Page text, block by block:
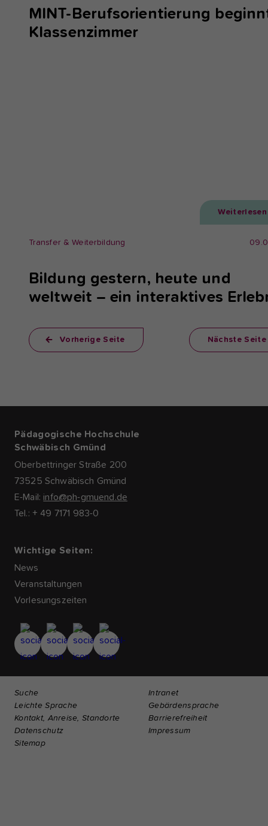
MINT-Berufsorientierung
Klassenzimmer
Weiterlesen
Transfer & Weiterbildung
Bildung gestern, heute und
weltweit – ein interaktives
Vorherige Seite Nächste Seite
Pädagogische Hochschule
Schwäbisch Gmünd
Oberbettringer Straße 200
73525 Schwäbisch Gmünd
E-Mail: info@ph-gmuend.de
Tel.: + 49 7171 983-0
Wichtige Seiten:
News
Veranstaltungen
Vorlesungszeiten
Suche
Intranet
Leichte Sprache
Gebärdensprache
Kontakt, Anreise, Standorte
Barrierefreiheit
Datenschutz
Impressum
Sitemap